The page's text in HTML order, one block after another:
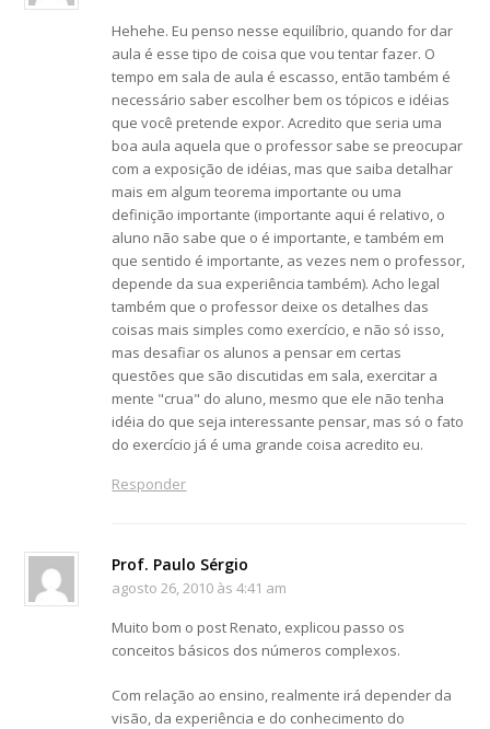
Hehehe. Eu penso nesse equilíbrio, quando for dar
aula é esse tipo de coisa que vou tentar fazer. O
tempo em sala de aula é escasso, então também é
necessário saber escolher bem os tópicos e idéias
que você pretende expor. Acredito que seria uma
boa aula aquela que o professor sabe se preocupar
com a exposição de idéias, mas que saiba detalhar
mais em algum teorema importante ou uma
definição importante (importante aqui é relativo, o
aluno não sabe que o é importante, e também em
que sentido é importante, as vezes nem o professor,
depende da sua experiência também). Acho legal
também que o professor deixe os detalhes das
coisas mais simples como exercício, e não só isso,
mas desafiar os alunos a pensar em certas
questões que são discutidas em sala, exercitar a
mente "crua" do aluno, mesmo que ele não tenha
idéia do que seja interessante pensar, mas só o fato
do exercício já é uma grande coisa acredito eu.
Responder
Prof. Paulo Sérgio
agosto 26, 2010 às 4:41 am
Muito bom o post Renato, explicou passo os
conceitos básicos dos números complexos.
Com relação ao ensino, realmente irá depender da
visão, da experiência e do conhecimento do